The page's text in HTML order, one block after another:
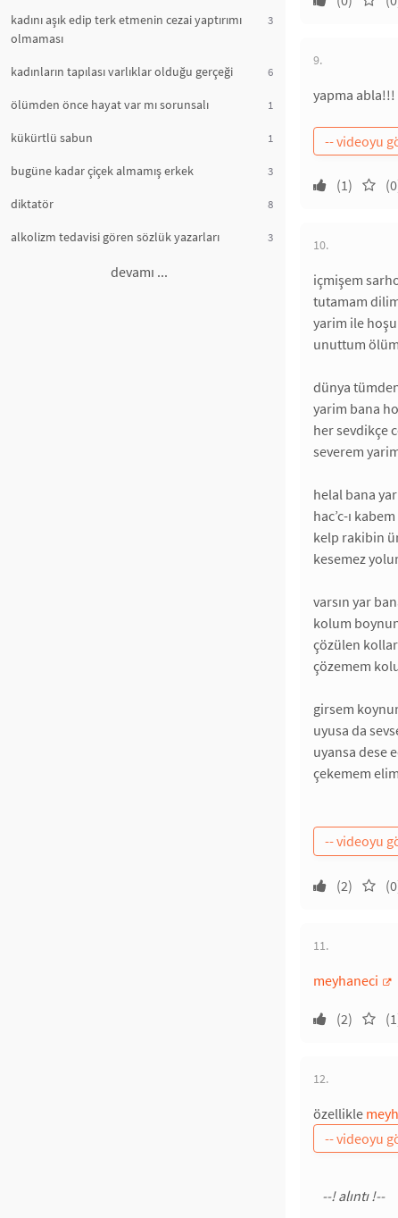
kadını aşık edip terk etmenin cezai yaptırımı
olmaması
3
kadınların tapılası varlıklar olduğu gerçeği 6
ölümden önce hayat var mı sorunsalı 1
kükürtlü sabun 1
bugüne kadar çiçek almamış erkek 3
diktatör 8
alkolizm tedavisi gören sözlük yazarları 3
devamı ...
9.
yapma abla!!!
(1)
10.
içmişem
tutamam
yarim ile
unuttum
dünya
yarim bana
her sevdikçe
severem
helal bana
hac’c-ı
kelp rakibin
kesemez
varsın yar
kolum
çözülen kollar
çözemem
girsem
uyusa da
uyansa dese
çekemem
(2)
11.
meyhaneci
(2)
12.
özellikle